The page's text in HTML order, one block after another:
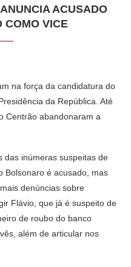
ACUSADO
COMO VICE
na força da candidatura do
da República. Até
Centrão abandonaram a
das inúmeras suspeitas de
Bolsonaro é acusado, mas
denúncias sobre
Flávio, que já é suspeito de
de roubo do banco
além de articular nos